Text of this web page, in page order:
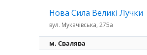
Нова Сила Великі Лучки
вул. Мукачівська, 275а
м. Свалява